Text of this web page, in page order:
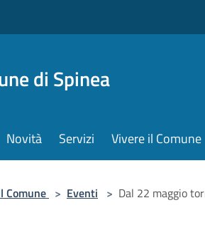
di Spinea
Novità Servizi Vivere il Comune
Comune > Eventi > Dal 22 maggio